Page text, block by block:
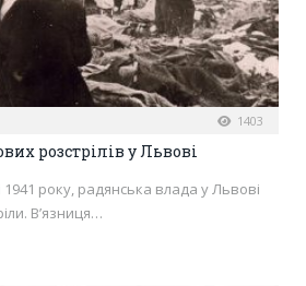
1403
розстрілів у Львові
1941 року, радянська влада у Львові
В’язниця…